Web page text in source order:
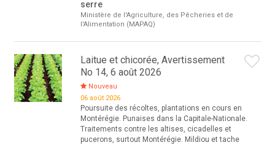
serre
Ministère de l'Agriculture, des Pêcheries et de
l'Alimentation (MAPAQ)
Laitue et chicorée, Avertissement
No 14, 6 août 2026
Nouveau
06 août 2026
Poursuite des récoltes, plantations en cours en
Montérégie. Punaises dans la Capitale-Nationale.
Traitements contre les altises, cicadelles et
pucerons, surtout Montérégie. Mildiou et tache